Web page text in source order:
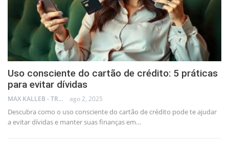
Uso consciente do cartão de crédito: 5 práticas
para evitar dívidas
MAX KALLEB - TRADER ago 2, 2025
Descubra como o uso consciente do cartão de crédito pode te ajudar
a evitar dívidas e manter suas finanças em…